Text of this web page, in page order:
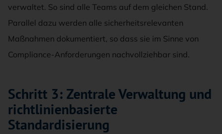
verwaltet. So sind alle Teams auf dem gleichen Stand.
Parallel dazu werden alle sicherheitsrelevanten
Maßnahmen dokumentiert, so dass sie im Sinne von
Compliance-Anforderungen nachvollziehbar sind.
Schritt 3: Zentrale Verwaltung und
richtlinienbasierte
Standardisierung